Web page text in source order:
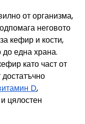
от организма,
неговото
кефир и кости,
една храна.
като част от
D,
цялостен